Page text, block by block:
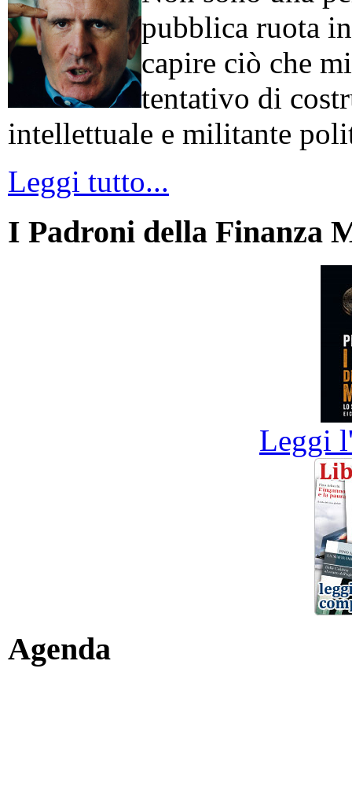
pubblica ruota
capire ciò che
tentativo di
intellettuale e militante
Leggi tutto...
I Padroni della Finanza
Leggi
Agenda